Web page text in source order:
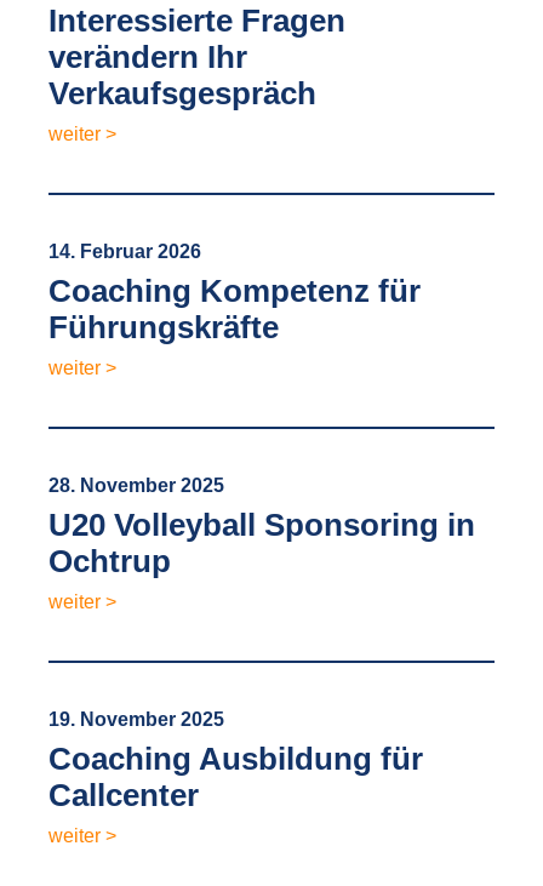
Interessierte Fragen
verändern Ihr
Verkaufsgespräch
weiter >
14. Februar 2026
Coaching Kompetenz für
Führungskräfte
weiter >
28. November 2025
U20 Volleyball Sponsoring in
Ochtrup
weiter >
19. November 2025
Coaching Ausbildung für
Callcenter
weiter >